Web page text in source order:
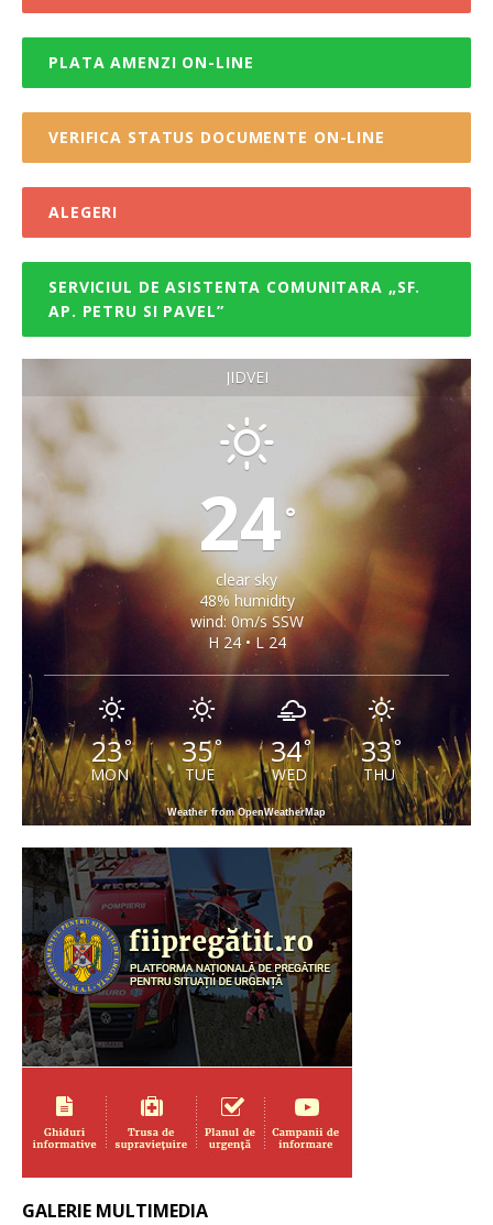
PLATA AMENZI ON-LINE
VERIFICA STATUS DOCUMENTE ON-LINE
ALEGERI
SERVICIUL DE ASISTENTA COMUNITARA „SF.
AP. PETRU SI PAVEL”
JIDVEI
24°
clear sky
48% humidity
wind: 0m/s SSW
H 24 • L 24
23°
MON
35°
TUE
34°
WED
33°
THU
Weather from OpenWeatherMap
GALERIE MULTIMEDIA